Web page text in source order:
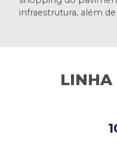
infraestrutura, além
LINHA